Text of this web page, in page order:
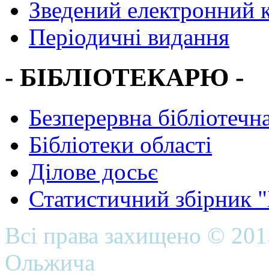
Зведений електронний
Періодичні видання
- БІБЛІОТЕКАРЮ -
Безперервна
Бібліотеки області
Ділове досьє
Статистичний
Всі права захищено ©
Ольжича